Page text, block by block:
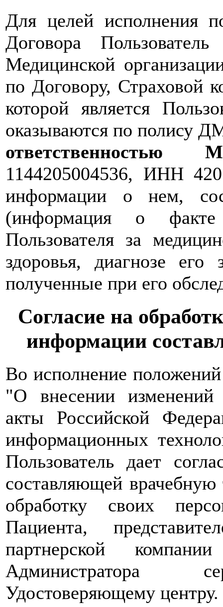
Для целей исполнения
Договора
Медицинской
по Договору, Страховой
которой является
оказываются по полису
1144205004536, ИНН
информации о нем,
(информация о
Пользователя за
здоровья, диагнозе его
полученные при его
Согласие на
информации
Во исполнение
"О внесении изменений
акты Российской
информационных
Пользователь дает
составляющей врачебную
обработку своих
Пациента,
партнерской
Администратора
Удостоверяющему центру.